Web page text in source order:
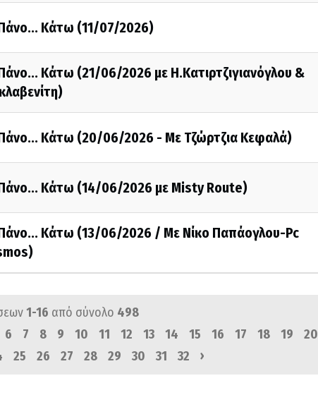
Κάτω (11/07/2026)
Κάτω (21/06/2026 με Η.Κατιρτζιγιανόγλου &
Κάτω (20/06/2026 - Με Τζώρτζια Κεφαλά)
Κάτω (14/06/2026 με Misty Route)
Κάτω (13/06/2026 / Με Νίκο Παπάογλου-Pc
1-16 από σύνολο 498
6 7 8 9 10 11 12 13 14 15 16 17 18 19
20
25 26 27 28 29 30 31 32 ›